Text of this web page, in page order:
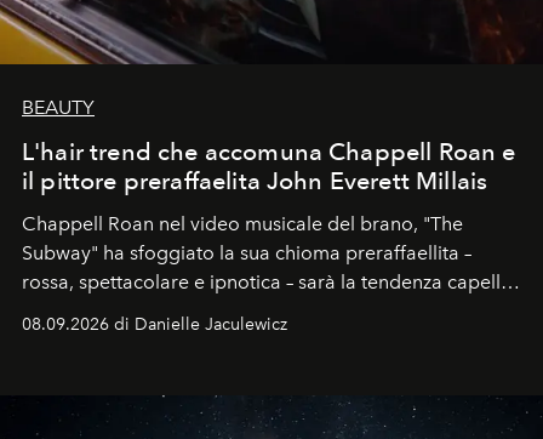
BEAUTY
L'hair trend che accomuna Chappell Roan e
il pittore preraffaelita John Everett Millais
Chappell Roan nel video musicale del brano, "The
Subway" ha sfoggiato la sua chioma preraffaellita –
rossa, spettacolare e ipnotica – sarà la tendenza capelli
08.09.2026 di Danielle Jaculewicz